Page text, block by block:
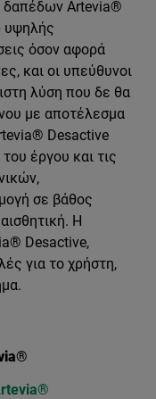
δαπέδων Artevia®
υψηλής
όσον αφορά
και οι υπεύθυνοι
λύση που δε θα
με αποτέλεσμα
Desactive
έργου και τις
σε βάθος
Η
Desactive,
για το χρήστη,